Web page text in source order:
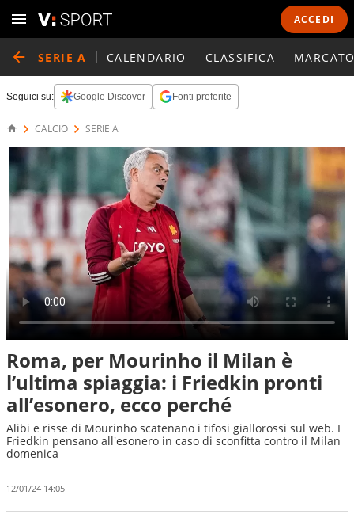
ACCEDI
SERIE A CALENDARIO CLASSIFICA
Seguici su: Google Discover Fonti preferite
CALCIO SERIE A
Roma, per Mourinho il Milan è
l’ultima spiaggia: i Friedkin pronti
all’esonero, ecco perché
Alibi e risse di Mourinho scatenano i tifosi giallorossi sul web. I
Friedkin pensano all'esonero in caso di sconfitta contro il Milan
domenica
12/01/24 14:05